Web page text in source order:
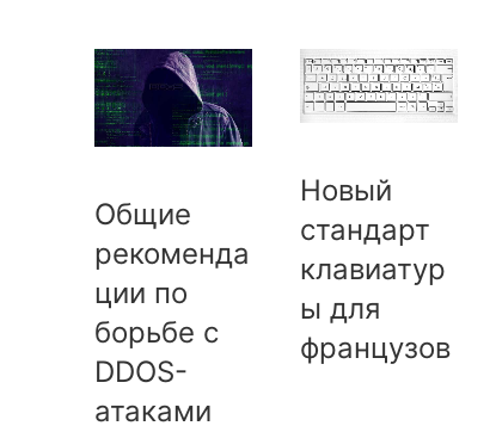
Общие
рекоменда
ции по
борьбе с
DDOS-
атаками
Новый
стандарт
клавиатур
ы для
французов